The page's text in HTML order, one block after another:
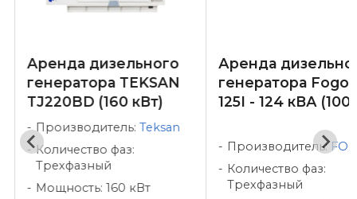
Аренда дизельного
генератора TEKSAN
TJ220BD (160 кВт)
Производитель: Teksan
Количество фаз:
Трехфазный
Мощность: 160 кВт
Аренда
генератора Fogo
125I - 124 кВА (100
Производитель:
Количество фаз:
Трехфазный